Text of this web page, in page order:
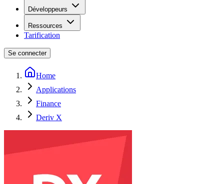
Développeurs
Ressources
Tarification
Se connecter
Home
Applications
Finance
Deriv X